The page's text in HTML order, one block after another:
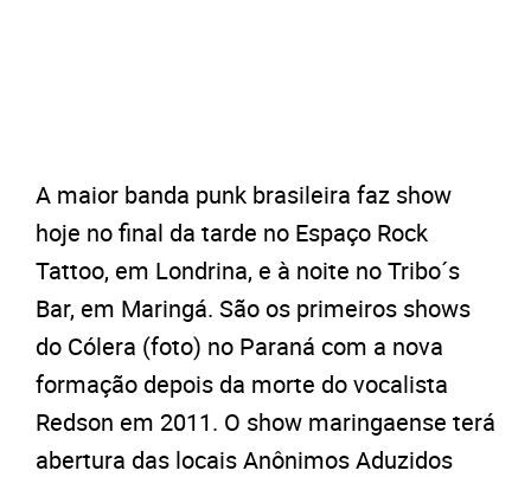
A maior banda punk brasileira faz show
hoje no final da tarde no Espaço Rock
Tattoo, em Londrina, e à noite no Tribo´s
Bar, em Maringá. São os primeiros shows
do Cólera (foto) no Paraná com a nova
formação depois da morte do vocalista
Redson em 2011. O show maringaense terá
abertura das locais Anônimos Aduzidos